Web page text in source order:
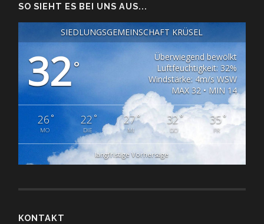
SO SIEHT ES BEI UNS AUS...
SIEDLUNGSGEMEINSCHAFT KRÜSEL
32°
Überwiegend bewölkt
Luftfeuchtigkeit: 32%
Windstärke: 4m/s WSW
MAX 32 • MIN 14
26°
MO
22 °
DIE
27°
MI
32°
DO
35°
FR
langfristige Vorhersage
KONTAKT